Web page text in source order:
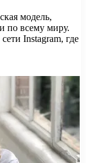
модель,
по всему миру.
Instagram, где